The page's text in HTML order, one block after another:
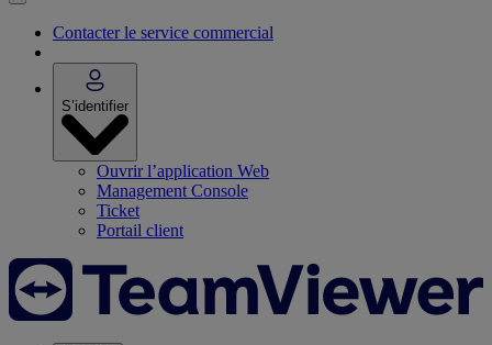
Contacter le service commercial
S’identifier
Ouvrir l’application Web
Management Console
Ticket
Portail client